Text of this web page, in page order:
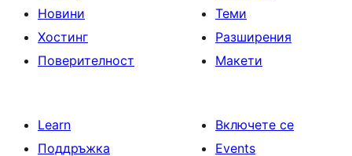
Новини
Хостинг
Поверителност
Теми
Разширения
Макети
Learn
Поддръжка
Включете се
Events